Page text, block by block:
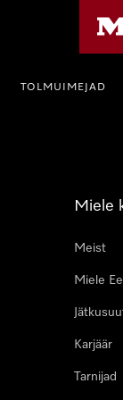
TOLMUIMEJAD
Miele
Meist
Miele
Karjäär
Tarnijad